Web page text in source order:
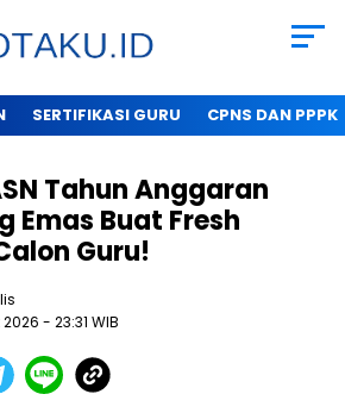
SERTIFIKASI GURU CPNS DAN PPPK
Tahun Anggaran
Emas Buat Fresh
Guru!
2026 - 23:31 WIB